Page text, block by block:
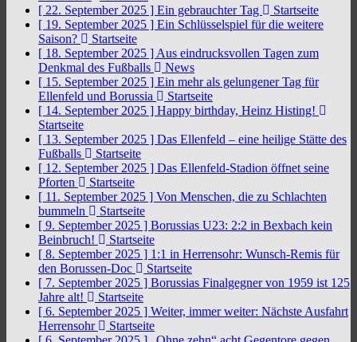
[ 22. September 2025 ] Ein gebrauchter Tag
Startseite
[ 19. September 2025 ] Ein Schlüsselspiel für die weitere
Saison?
Startseite
[ 18. September 2025 ] Aus eindrucksvollen Tagen zum
Denkmal des Fußballs
News
[ 15. September 2025 ] Ein mehr als gelungener Tag für
Ellenfeld und Borussia
Startseite
[ 14. September 2025 ] Happy birthday, Heinz Histing!
Startseite
[ 13. September 2025 ] Das Ellenfeld – eine heilige Stätte des
Fußballs
Startseite
[ 12. September 2025 ] Das Ellenfeld-Stadion öffnet seine
Pforten
Startseite
[ 11. September 2025 ] Von Menschen, die zu Schlachten
bummeln
Startseite
[ 9. September 2025 ] Borussias U23: 2:2 in Bexbach kein
Beinbruch!
Startseite
[ 8. September 2025 ] 1:1 in Herrensohr: Wunsch-Remis für
den Borussen-Doc
Startseite
[ 7. September 2025 ] Borussias Finalgegner von 1959 ist 125
Jahre alt!
Startseite
[ 6. September 2025 ] Weiter, immer weiter: Nächste Ausfahrt
Herrensohr
Startseite